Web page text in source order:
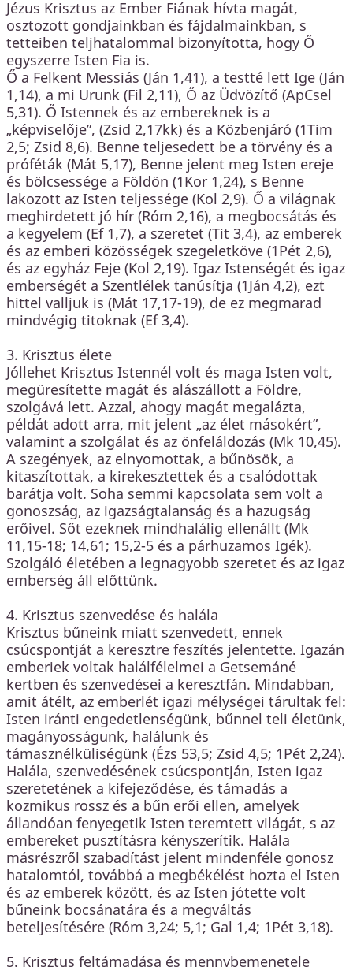
Jézus Krisztus az Ember Fiának hívta magát,
osztozott gondjainkban és fájdalmainkban, s
tetteiben teljhatalommal bizonyította, hogy Ő
egyszerre Isten Fia is.
Ő a Felkent Messiás (Ján 1,41), a testté lett Ige (Ján
1,14), a mi Urunk (Fil 2,11), Ő az Üdvözítő (ApCsel
5,31). Ő Istennek és az embereknek is a
„képviselője”, (Zsid 2,17kk) és a Közbenjáró (1Tim
2,5; Zsid 8,6). Benne teljesedett be a törvény és a
próféták (Mát 5,17), Benne jelent meg Isten ereje
és bölcsessége a Földön (1Kor 1,24), s Benne
lakozott az Isten teljessége (Kol 2,9). Ő a világnak
meghirdetett jó hír (Róm 2,16), a megbocsátás és
a kegyelem (Ef 1,7), a szeretet (Tit 3,4), az emberek
és az emberi közösségek szegeletköve (1Pét 2,6),
és az egyház Feje (Kol 2,19). Igaz Istenségét és igaz
emberségét a Szentlélek tanúsítja (1Ján 4,2), ezt
hittel valljuk is (Mát 17,17-19), de ez megmarad
mindvégig titoknak (Ef 3,4).
3. Krisztus élete
Jóllehet Krisztus Istennél volt és maga Isten volt,
megüresítette magát és alászállott a Földre,
szolgává lett. Azzal, ahogy magát megalázta,
példát adott arra, mit jelent „az élet másokért”,
valamint a szolgálat és az önfeláldozás (Mk 10,45).
A szegények, az elnyomottak, a bűnösök, a
kitaszítottak, a kirekesztettek és a csalódottak
barátja volt. Soha semmi kapcsolata sem volt a
gonoszság, az igazságtalanság és a hazugság
erőivel. Sőt ezeknek mindhalálig ellenállt (Mk
11,15-18; 14,61; 15,2-5 és a párhuzamos Igék).
Szolgáló életében a legnagyobb szeretet és az igaz
emberség áll előttünk.
4. Krisztus szenvedése és halála
Krisztus bűneink miatt szenvedett, ennek
csúcspontját a keresztre feszítés jelentette. Igazán
emberiek voltak halálfélelmei a Getsemáné
kertben és szenvedései a keresztfán. Mindabban,
amit átélt, az emberlét igazi mélységei tárultak fel:
Isten iránti engedetlenségünk, bűnnel teli életünk,
magányosságunk, halálunk és
támasznélküliségünk (Ézs 53,5; Zsid 4,5; 1Pét 2,24).
Halála, szenvedésének csúcspontján, Isten igaz
szeretetének a kifejeződése, és támadás a
kozmikus rossz és a bűn erői ellen, amelyek
állandóan fenyegetik Isten teremtett világát, s az
embereket pusztításra kényszerítik. Halála
másrészről szabadítást jelent mindenféle gonosz
hatalomtól, továbbá a megbékélést hozta el Isten
és az emberek között, és az Isten jótette volt
bűneink bocsánatára és a megváltás
beteljesítésére (Róm 3,24; 5,1; Gal 1,4; 1Pét 3,18).
5. Krisztus feltámadása és mennybemenetele